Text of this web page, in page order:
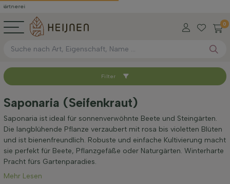
0
Sortieren nach
Verfügbar
Maximale Höhe (cm)
Standort
Filter
Saponaria (Seifenkraut)
Saponaria ist ideal für sonnenverwöhnte Beete und Steingärten.
Die langblühende Pflanze verzaubert mit rosa bis violetten Blüten
und ist bienenfreundlich. Robuste und einfache Kultivierung macht
sie perfekt für Beete, Pflanzgefäße oder Naturgärten. Winterharte
Pracht fürs Gartenparadies.
Mehr Lesen